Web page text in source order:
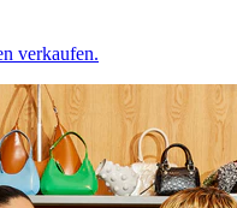
verkaufen.